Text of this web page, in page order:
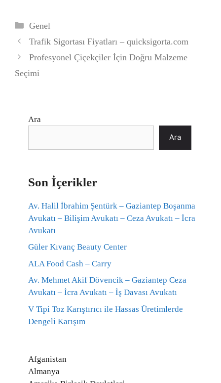
Kategoriler
Genel
Trafik Sigortası Fiyatları – quicksigorta.com
Profesyonel Çiçekçiler İçin Doğru Malzeme
Seçimi
Ara
Ara
Son İçerikler
Av. Halil İbrahim Şentürk – Gaziantep Boşanma
Avukatı – Bilişim Avukatı – Ceza Avukatı – İcra
Avukatı
Güler Kıvanç Beauty Center
ALA Food Cash – Carry
Av. Mehmet Akif Dövencik – Gaziantep Ceza
Avukatı – İcra Avukatı – İş Davası Avukatı
V Tipi Toz Karıştırıcı ile Hassas Üretimlerde
Dengeli Karışım
Afganistan
Almanya